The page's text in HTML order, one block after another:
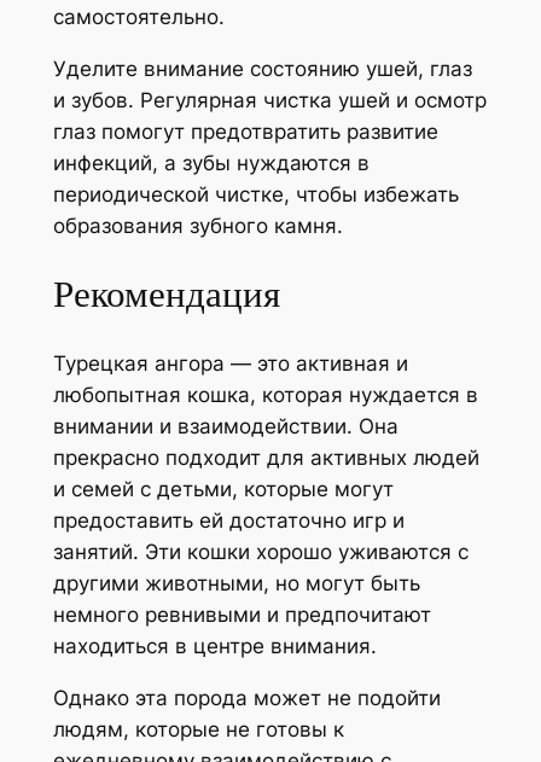
самостоятельно.
Уделите внимание состоянию ушей, глаз
и зубов. Регулярная чистка ушей и осмотр
глаз помогут предотвратить развитие
инфекций, а зубы нуждаются в
периодической чистке, чтобы избежать
образования зубного камня.
Рекомендация
Турецкая ангора — это активная и
любопытная кошка, которая нуждается в
внимании и взаимодействии. Она
прекрасно подходит для активных людей
и семей с детьми, которые могут
предоставить ей достаточно игр и
занятий. Эти кошки хорошо уживаются с
другими животными, но могут быть
немного ревнивыми и предпочитают
находиться в центре внимания.
Однако эта порода может не подойти
людям, которые не готовы к